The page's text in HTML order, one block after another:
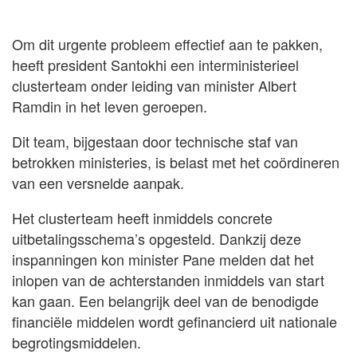
Om dit urgente probleem effectief aan te pakken,
heeft president Santokhi een interministerieel
clusterteam onder leiding van minister Albert
Ramdin in het leven geroepen.
Dit team, bijgestaan door technische staf van
betrokken ministeries, is belast met het coördineren
van een versnelde aanpak.
Het clusterteam heeft inmiddels concrete
uitbetalingsschema’s opgesteld. Dankzij deze
inspanningen kon minister Pane melden dat het
inlopen van de achterstanden inmiddels van start
kan gaan. Een belangrijk deel van de benodigde
financiële middelen wordt gefinancierd uit nationale
begrotingsmiddelen.